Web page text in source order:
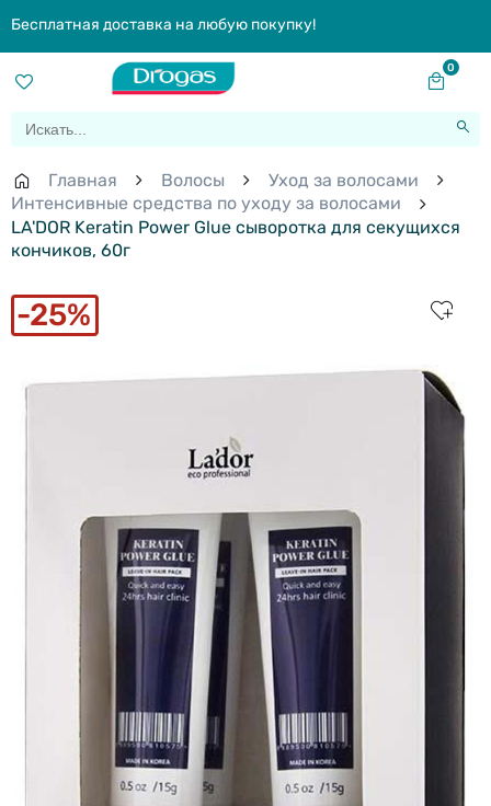
Бесплатная доставка на любую покупку!
0
Главная Волосы
Уход за волосами
Интенсивные средства по уходу за волосами
LA'DOR Keratin Power Glue cыворотка для секущихся
кончиков, 60г
25%